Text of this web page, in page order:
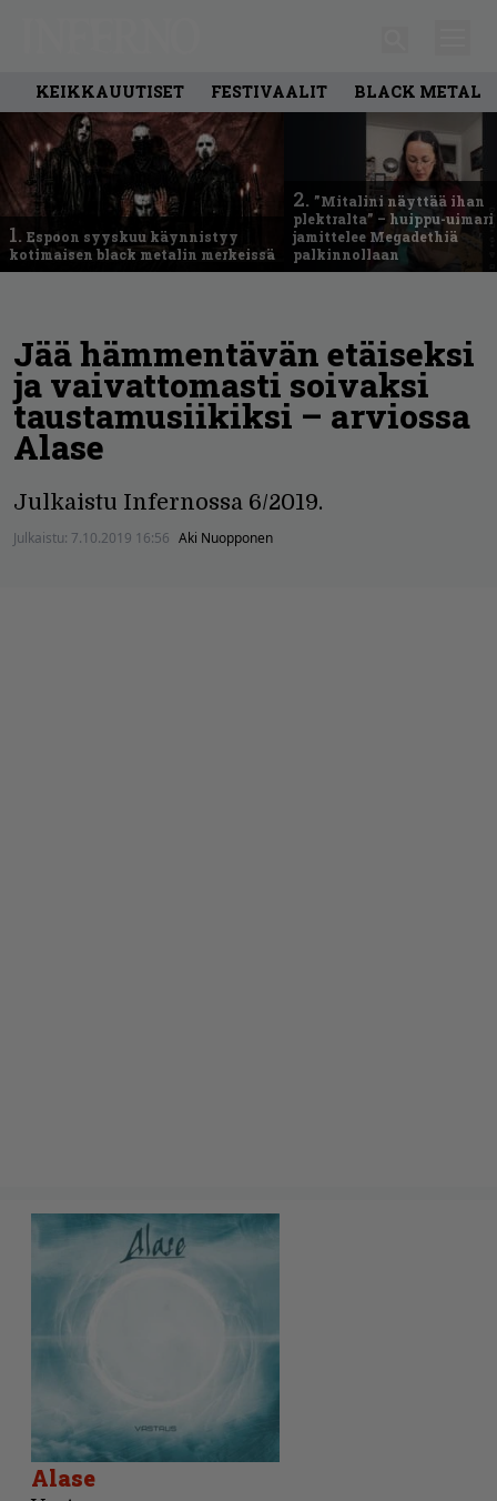
KEIKKAUUTISET FESTIVAALIT BLACK METAL
1. Espoon syyskuu käynnistyy
kotimaisen black metalin merkeissä
2. ”Mitalini näyttää ihan
plektralta” – huippu-uimari
jamittelee Megadethiä
palkinnollaan
Jää hämmentävän etäiseksi
ja vaivattomasti soivaksi
taustamusiikiksi – arviossa
Alase
Julkaistu Infernossa 6/2019.
Julkaistu: 7.10.2019 16:56 Aki Nuopponen
Alase